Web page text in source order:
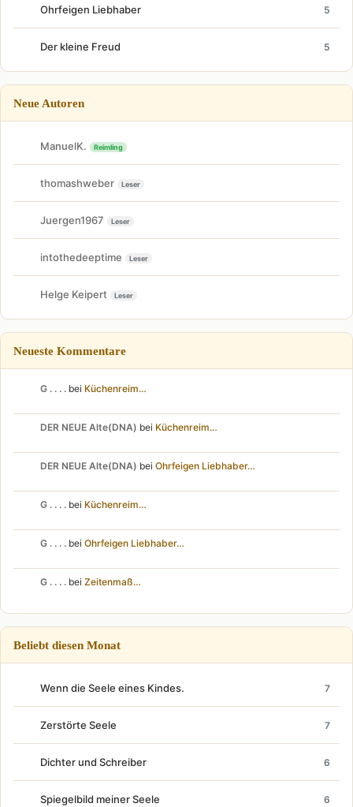
Ohrfeigen Liebhaber 5
Der kleine Freud 5
Neue Autoren
ManuelK. Reimling
thomashweber Leser
Juergen1967 Leser
intothedeeptime Leser
Helge Keipert Leser
Neueste Kommentare
G . . . . bei Küchenreim…
DER NEUE Alte(DNA) bei Küchenreim…
DER NEUE Alte(DNA) bei Ohrfeigen Liebhaber…
G . . . . bei Küchenreim…
G . . . . bei Ohrfeigen Liebhaber…
G . . . . bei Zeitenmaß…
Beliebt diesen Monat
Wenn die Seele eines Kindes. 7
Zerstörte Seele 7
Dichter und Schreiber 6
Spiegelbild meiner Seele 6